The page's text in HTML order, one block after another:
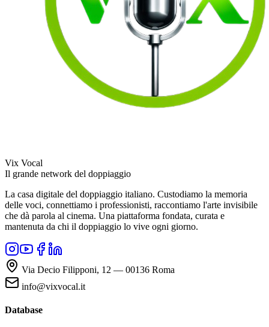
Vix Vocal
Il grande network del doppiaggio
La casa digitale del doppiaggio italiano. Custodiamo la memoria
delle voci, connettiamo i professionisti, raccontiamo l'arte invisibile
che dà parola al cinema. Una piattaforma fondata, curata e
mantenuta da chi il doppiaggio lo vive ogni giorno.
Via Decio Filipponi, 12 — 00136 Roma
info@vixvocal.it
Database